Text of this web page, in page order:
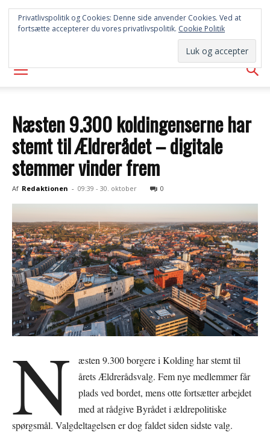
SYD
AVISEN
Næsten 9.300 koldingenserne har
stemt til Ældrerådet – digitale
stemmer vinder frem
Af Redaktionen - 09:39 - 30. oktober 0
N
æsten 9.300 borgere i Kolding har stemt til
årets Ældrerådsvalg. Fem nye medlemmer får
plads ved bordet, mens otte fortsætter arbejdet
med at rådgive Byrådet i ældrepolitiske
spørgsmål. Valgdeltagelsen er dog faldet siden sidste valg.
Privatlivspolitik og Cookies: Denne side anvender Cookies. Ved at
fortsætte accepterer du vores privatlivspolitik. Cookie Politik